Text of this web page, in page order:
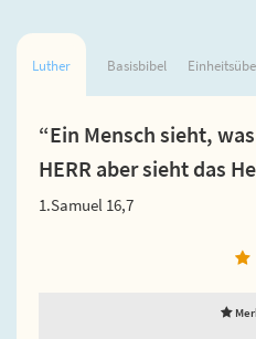
Luther Basisbibel
“Ein Mensch sieht,
HERR aber sieht das
1.Samuel 16,7